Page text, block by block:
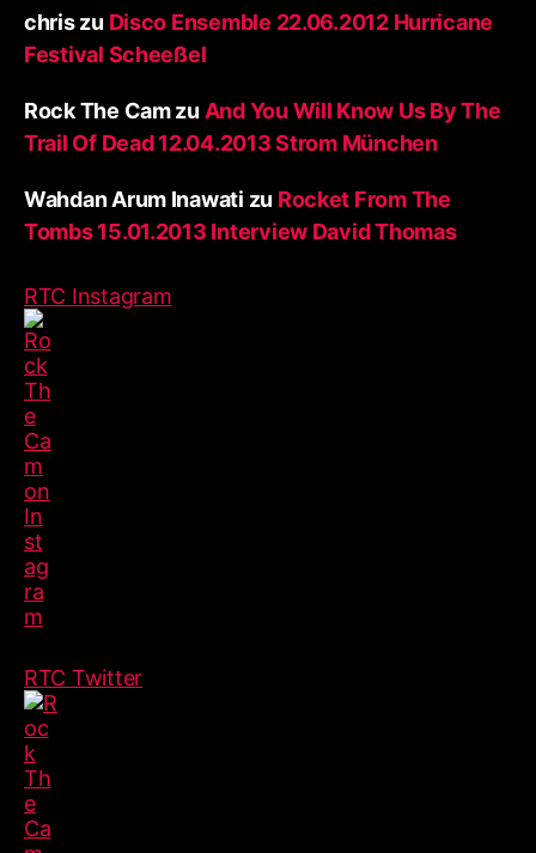
chriszu Disco Ensemble 22.06.2012 Hurricane
Festival Scheeßel
Rock The Camzu And You Will Know Us By The
Trail Of Dead 12.04.2013 Strom München
Wahdan Arum Inawati zu Rocket From The
Tombs 15.01.2013 Interview David Thomas
RTC Instagram
RTC Twitter